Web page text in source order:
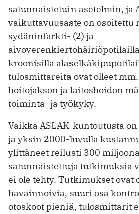
satunnaistetuin asetelmin, ja
vaikuttavuusaste on osoitettu
sydäninfarkti- (2) ja
kroonisilla
tulosmittareita ovat olleet
hoitojakson ja laitoshoidon
toiminta- ja työkyky.
Vaikka ASLAK-kuntoutusta
ja yksin 2000-luvulla
ylittäneet reilusti 300
satunnaistettuja tutkimuksia
ei ole tehty. Tutkimukset ovat
havainnoivia, suuri osa
otos­koot pieniä, tulosmittarit